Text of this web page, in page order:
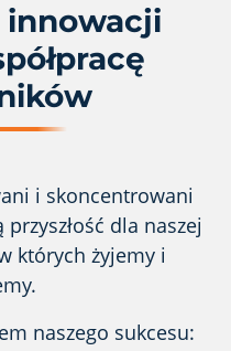
innowacji
i skoncentrowani
dla naszej
których żyjemy i
naszego sukcesu: